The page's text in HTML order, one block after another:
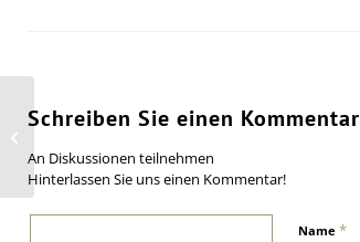
Schreiben Sie einen Kommentar
An Diskussionen teilnehmen
Hinterlassen Sie uns einen Kommentar!
Name *
Lanxess investiert in Antwerpen